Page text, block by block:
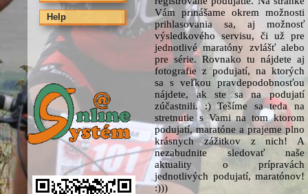
Help
Vám prinášame okrem možnosti
prihlasovania sa, aj možnosť
výsledkového servisu, či už pre
jednotlivé maratóny zvlášť alebo
pre série. Rovnako tu nájdete aj
fotografie z podujatí, na ktorých
sa s veľkou pravdepodobnosťou
nájdete, ak ste sa na podujatí
zúčastnili. :) Tešíme sa teda na
stretnutie s Vami na tom ktorom
podujatí, maratóne a prajeme plno
krásnych zážitkov z nich! A
nezabudnite sledovať naše
aktuality o prípravách
jednotlivých podujatí, maratónov!
:)))